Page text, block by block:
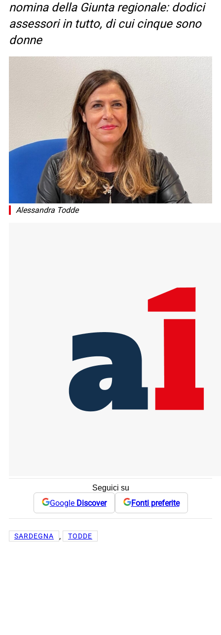
nomina della Giunta regionale: dodici
assessori in tutto, di cui cinque sono
donne
Alessandra Todde
Seguici su
Google Discover Fonti preferite
SARDEGNA , TODDE